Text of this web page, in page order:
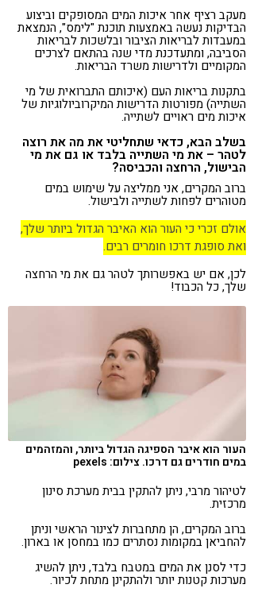
מעקב רציף אחר איכות המים המסופקים וביצוע
הבדיקות נעשה באמצעות תוכנת "לימס", הנמצאת
במעבדות לבריאות הציבור ובלשכות לבריאות
הסביבה, ומתעדכנת מדי שנה בהתאם לצרכים
המקומיים ולדרישות משרד הבריאות.
בתקנות בריאות העם (איכותם התברואית של מי
השתייה) מפורטות הדרישות המיקרוביולוגיות של
איכות מים ראויים לשתייה.
בשלב הבא, כדאי שתחליטי את מה את רוצה
לטהר – את מי השתייה בלבד או גם את מי
הבישול, הרחצה והכביסה?
ברוב המקרים, אני ממליצה על שימוש במים
מטוהרים לפחות לשתייה ולבישול.
אולם זכרי כי העור הוא האיבר הגדול ביותר שלך,
ואת סופגת דרכו חומרים רבים.
לכן, אם יש באפשרותך לטהר גם את מי הרחצה
שלך, כל הכבוד!
העור הוא איבר הספיגה הגדול ביותר, והמזהמים
במים חודרים גם דרכו. צילום: pexels
לטיהור מרבי, ניתן להתקין בבית מערכת סינון
מרכזית.
ברוב המקרים, הן מתחברות לצינור הראשי וניתן
להחביאן במקומות נסתרים כמו במחסן או בארון.
כדי לסנן את המים במטבח בלבד, ניתן להשיג
מערכות קטנות יותר ולהתקינן מתחת לכיור.